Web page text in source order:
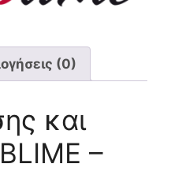
(0)
και
–